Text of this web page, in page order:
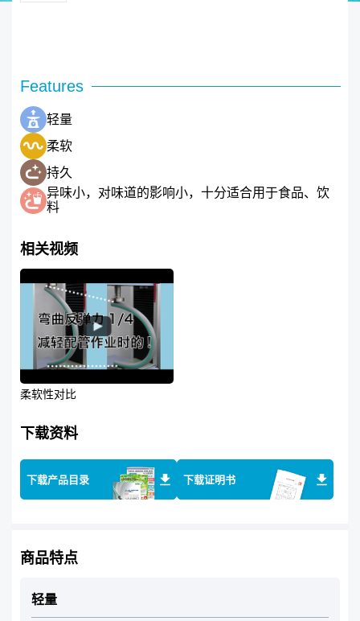
Features
轻量
柔软
持久
异味小，对味道的影响小，十分适合用于食品、饮
料
相关视频
柔软性对比
下载资料
下载产品目录 下载证明书
商品特点
轻量